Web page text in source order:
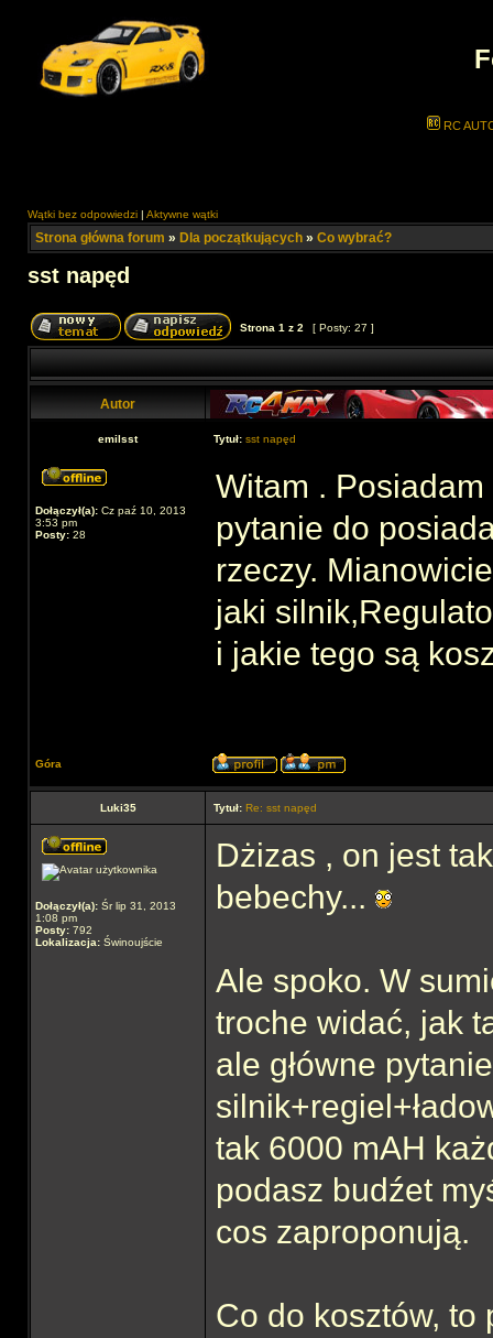
RC
Wątki bez odpowiedzi | Aktywne wątki
Strona główna forum » Dla początkujących » Co wybrać?
sst napęd
Strona 1 z 2 [ Posty: 27 ]
Autor
emilsst Tytuł: sst napęd
Dołączył(a): Cz paź 10, 2013
3:53 pm
Posty: 28
Witam .
pytanie do
rzeczy.
jaki
i jakie tego są
Góra
Luki35 Tytuł: Re: sst napęd
Dołączył(a): Śr lip 31, 2013
1:08 pm
Posty: 792
Lokalizacja: Świnoujście
Dżizas , on jest
bebechy...
Ale spoko. W
troche widać, jak
ale główne
tak 6000 mAH
podasz budźet
cos zaproponują.
Co do kosztów, to